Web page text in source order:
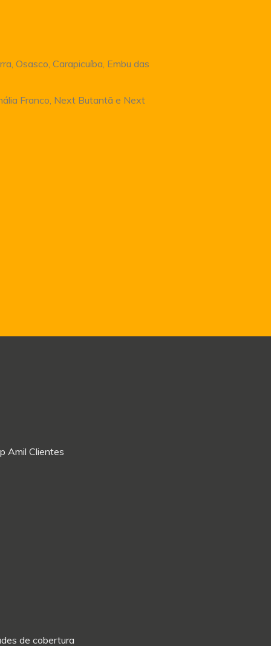
Osasco, Carapicuíba, Embu das
Franco, Next Butantã e Next
Amil Clientes
de cobertura